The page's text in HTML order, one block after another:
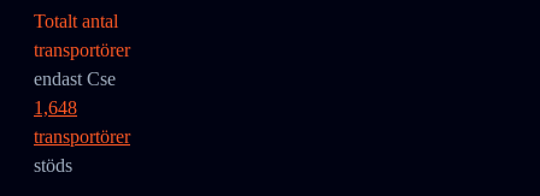
Totalt antal
transportörer
endast Cse
1,648
transportörer
stöds